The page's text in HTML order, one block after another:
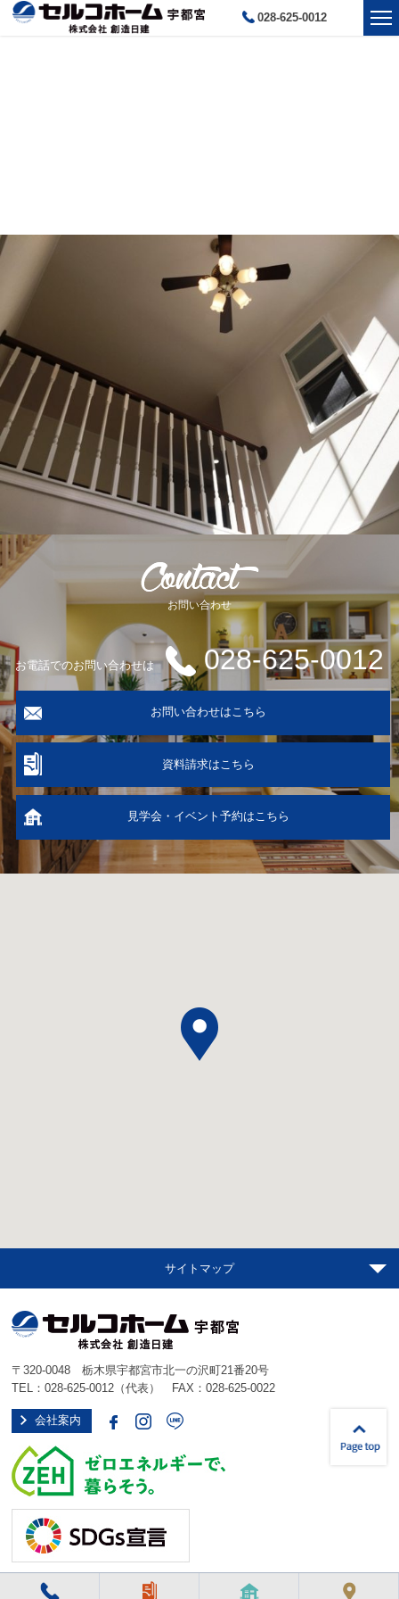
028-625-0012
お問い合わせ
お電話でのお問い合わせは 028-625-0012
お問い合わせはこちら
資料請求はこちら
見学会・イベント予約はこちら
サイトマップ
〒320-0048 栃木県宇都宮市北一の沢町21番20号
TEL：028-625-0012 （代表） FAX：028-625-0022
会社案内